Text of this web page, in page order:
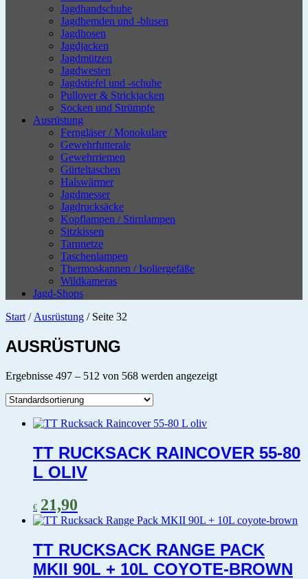
Jagdhandschuhe
Jagdhemden und -blusen
Jagdhosen
Jagdjacken
Jagdmützen
Jagdwesten
Jagdstiefel und -schuhe
Pullover & Strickjacken
Socken und Strümpfe
Ausrüstung
Ferngläser / Monokulare
Gewehrfutterale
Gewehrriemen
Gürteltaschen
Halswärmer
Jagdmesser
Jagdrucksäcke
Kopflampen / Stirnlampen
Sitzkissen
Tarnnetze
Taschenlampen
Thermoskannen / Isoliergefäße
Wildkameras
Jagd-Shops
Start / Ausrüstung / Seite 32
AUSRÜSTUNG
Ergebnisse 497 – 512 von 568 werden angezeigt
TT RUCKSACK RAINCOVER 55-80
L OLIV
€ 21,90
TT RUCKSACK RANGE PACK
MKII 90L + 10L COYOTE-BROWN